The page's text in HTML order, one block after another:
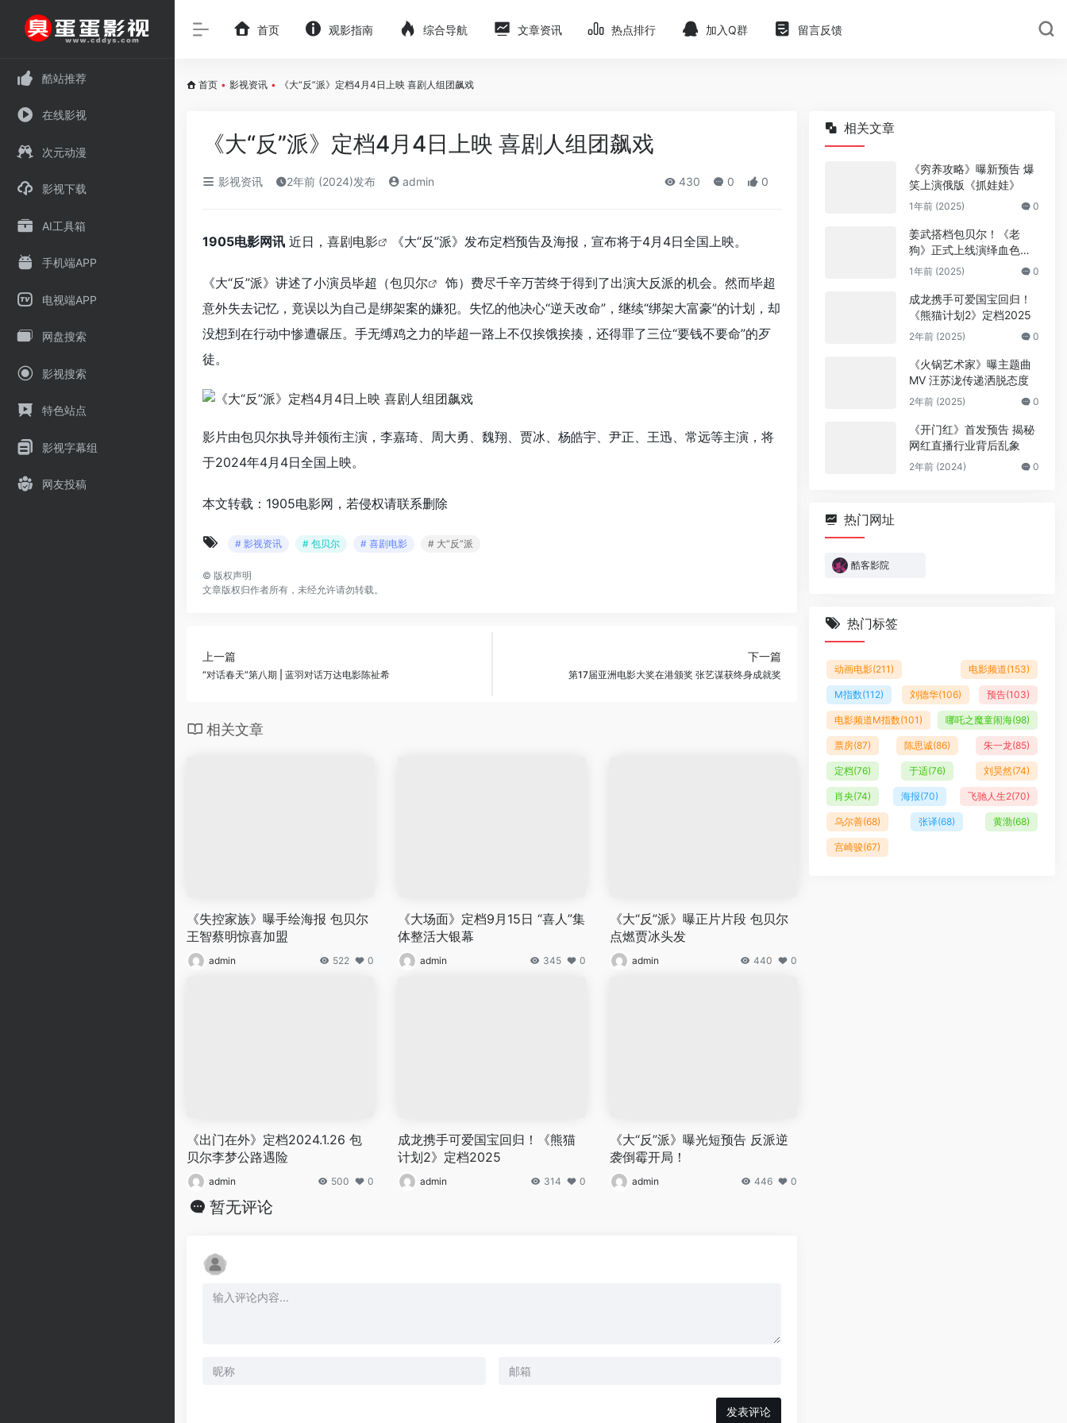
酷站推荐
在线影视
次元动漫
影视下载
AI工具箱
手机端APP
电视端APP
网盘搜索
影视搜索
特色站点
影视字幕组
网友投稿
首页 观影指南 综合导航 文章资讯 热点排行 加入Q群 留言反馈
首页 • 影视资讯 • 《大“反”派》定档4月4日上映 喜剧人组团飙戏
《大“反”派》定档4月4日上映 喜剧人组团飙戏
影视资讯 2年前 (2024)发布 admin 430 0 0
1905电影网讯 近日， 喜剧电影 《大“反”派》发布定档预告及海报，宣布将于4月4日全国上映。
《大“反”派》讲述了小演员毕超（包贝尔
饰）费尽千辛万苦终于得到了出演大反派的机会。然而毕超
意外失去记忆，竟误以为自己是绑架案的嫌犯。失忆的他决心“逆天改命”，继续“绑架大富豪”的计划，却
没想到在行动中惨遭碾压。手无缚鸡之力的毕超一路上不仅挨饿挨揍，还得罪了三位“要钱不要命”的歹
徒。
影片由包贝尔执导并领衔主演，李嘉琦、周大勇、魏翔、贾冰、杨皓宇、尹正、王迅、常远等主演，将
于2024年4月4日全国上映。
本文转载：1905电影网，若侵权请联系删除
# 影视资讯 # 包贝尔 # 喜剧电影 # 大“反”派
© 版权声明
文章版权归作者所有，未经允许请勿转载。
上一篇
“对话春天”第八期 | 蓝羽对话万达电影陈祉希
下一篇
第17届亚洲电影大奖在港颁奖 张艺谋获终身成就奖
相关文章
《失控家族》曝手绘海报 包贝尔
王智蔡明惊喜加盟
admin 522 0
《大场面》定档9月15日 “喜人”集
体整活大银幕
admin 345 0
《大“反”派》曝正片片段 包贝尔
点燃贾冰头发
admin 440 0
《出门在外》定档2024.1.26 包
贝尔李梦公路遇险
admin 500 0
成龙携手可爱国宝回归！《熊猫
计划2》定档2025
admin 314 0
《大“反”派》曝光短预告 反派逆
袭倒霉开局！
admin 446 0
暂无评论
发表评论
相关文章
《穷养攻略》曝新预告 爆
笑上演俄版《抓娃娃》
1年前 (2025) 0
姜武搭档包贝尔！《老
狗》正式上线演绎血色东
北
1年前 (2025) 0
成龙携手可爱国宝回归！
《熊猫计划2》定档2025
2年前 (2025) 0
《火锅艺术家》曝主题曲
MV 汪苏泷传递洒脱态度
2年前 (2025) 0
《开门红》首发预告 揭秘
网红直播行业背后乱象
2年前 (2024) 0
热门网址
酷客影院
热门标签
动画电影(211) 电影频道(153)
M指数(112) 刘德华(106) 预告(103)
电影频道M指数(101) 哪吒之魔童闹海(98)
票房(87) 陈思诚(86) 朱一龙(85)
定档(76) 于适(76) 刘昊然(74)
肖央(74) 海报(70) 飞驰人生2(70)
乌尔善(68) 张译(68) 黄渤(68)
宫崎骏(67)